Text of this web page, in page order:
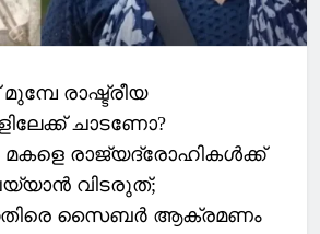
രാഷ്ട്രീയ
ചാടണോ?
രാജ്യദ്രോഹികള്‍ക്ക്
വിടരുത്;
സൈബര്‍ ആക്രമണം